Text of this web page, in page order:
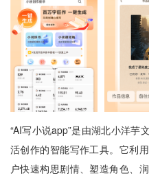
“AI写小说app”是由湖北小洋芋
活创作的智能写作工具。它利
户快速构思剧情、塑造角色、